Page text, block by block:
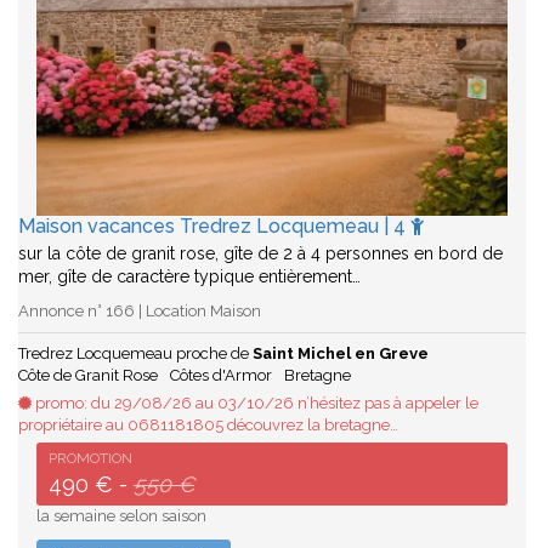
Maison vacances Tredrez Locquemeau | 4
sur la côte de granit rose, gîte de 2 à 4 personnes en bord de
mer, gîte de caractère typique entièrement…
Annonce n° 166 | Location Maison
Tredrez Locquemeau proche de Saint Michel en Greve
Côte de Granit Rose
Côtes d'Armor
Bretagne
promo: du 29/08/26 au 03/10/26 n’hésitez pas à appeler le
propriétaire au 0681181805 découvrez la bretagne…
PROMOTION
490 € - 550 €
la semaine selon saison